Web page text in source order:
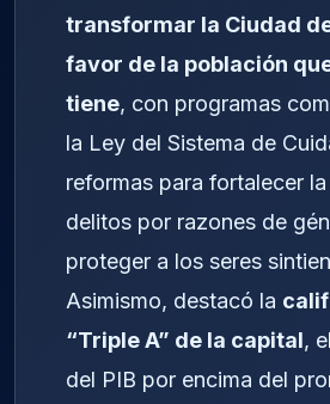
transformar la Ciudad
favor de la población
tiene, con programas
la Ley del Sistema de
reformas para fortalecer
delitos por razones de
proteger a los seres
Asimismo, destacó la
“Triple A” de la capital,
del PIB por encima del